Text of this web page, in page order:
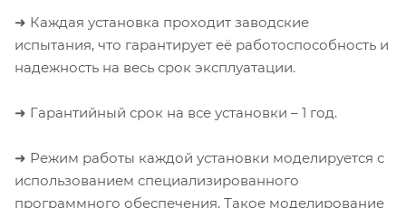
➜ Каждая установка проходит заводские
испытания, что гарантирует её работоспособность и
надежность на весь срок эксплуатации.
➜ Гарантийный срок на все установки – 1 год.
➜ Режим работы каждой установки моделируется с
использованием специализированного
программного обеспечения. Такое моделирование